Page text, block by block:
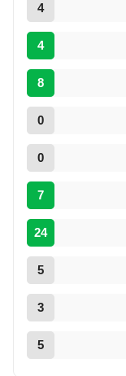
4
4
8
0
0
7
24
5
3
5